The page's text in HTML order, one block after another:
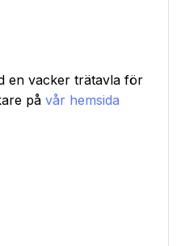
en vacker trätavla för
på vår hemsida